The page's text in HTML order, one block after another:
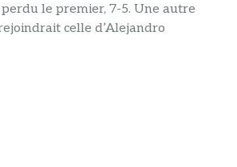
le premier, 7-5. Une autre
celle d’Alejandro